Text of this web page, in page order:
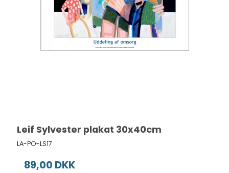
Leif Sylvester plakat 30x40cm
LA-PO-LS17
89,00 DKK